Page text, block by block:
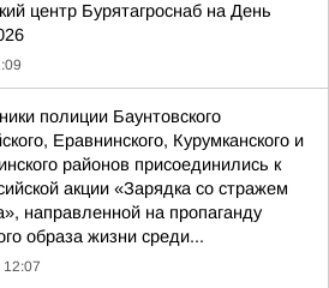
центр Бурятагроснаб на День
полиции Бaунтовского
Еравнинского, Курумканского и
районов присоединились к
акции «Зарядка со стражем
направленной на пропаганду
образа жизни среди...
12:07